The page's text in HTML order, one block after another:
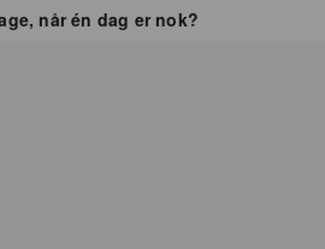
når én dag er nok?